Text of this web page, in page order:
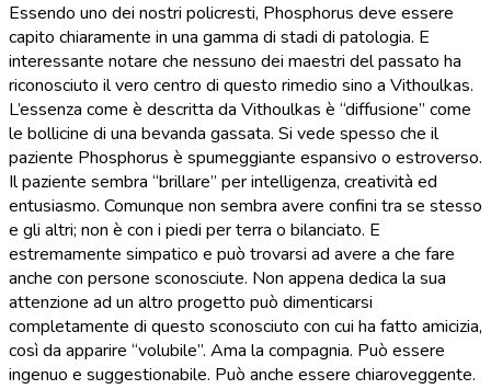
Essendo uno dei nostri policresti, Phosphorus deve essere
capito chiaramente in una gamma di stadi di patologia. E
interessante notare che nessuno dei maestri del passato ha
riconosciuto il vero centro di questo rimedio sino a Vithoulkas.
L’essenza come è descritta da Vithoulkas è “diffusione” come
le bollicine di una bevanda gassata. Si vede spesso che il
paziente Phosphorus è spumeggiante espansivo o estroverso.
Il paziente sembra “brillare” per intelligenza, creatività ed
entusiasmo. Comunque non sembra avere confini tra se stesso
e gli altri; non è con i piedi per terra o bilanciato. E
estremamente simpatico e può trovarsi ad avere a che fare
anche con persone sconosciute. Non appena dedica la sua
attenzione ad un altro progetto può dimenticarsi
completamente di questo sconosciuto con cui ha fatto amicizia,
così da apparire “volubile”. Ama la compagnia. Può essere
ingenuo e suggestionabile. Può anche essere chiaroveggente.